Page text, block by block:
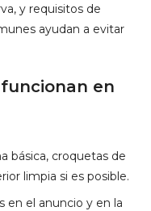
y requisitos de
ayudan a evitar
en
básica, croquetas de
limpia si es posible.
en el anuncio y en la